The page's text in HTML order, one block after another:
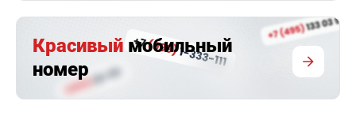
Красивый мобильный
номер